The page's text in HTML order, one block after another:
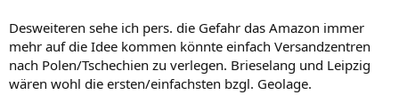
Desweiteren sehe ich pers. die Gefahr das Amazon immer
mehr auf die Idee kommen könnte einfach Versandzentren
nach Polen/Tschechien zu verlegen. Brieselang und Leipzig
wären wohl die ersten/einfachsten bzgl. Geolage.